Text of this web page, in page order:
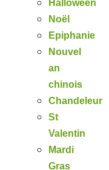
Halloween
Noël
Epiphanie
Nouvel
an
chinois
Chandeleur
St
Valentin
Mardi
Gras